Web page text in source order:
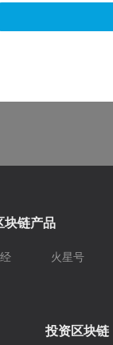
块链产品
火星号
投资区块链